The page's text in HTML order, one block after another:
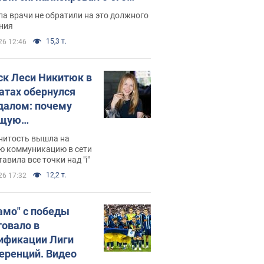
раке
врачи не обратили на это должного
12:46 15,3 т.
Леси Никитюк в
обернулся
почему
вышла на
коммуникацию в сети
все точки над "i"
17:32 12,2 т.
с победы
в
Лиги
Видео